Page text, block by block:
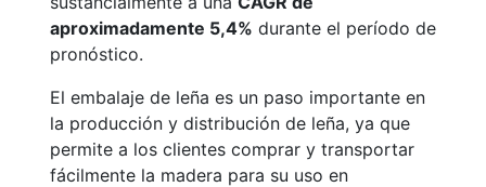
aproximadamente 5,4% durante el período de
pronóstico.
El embalaje de leña es un paso importante en
la producción y distribución de leña, ya que
permite a los clientes comprar y transportar
fácilmente la madera para su uso en